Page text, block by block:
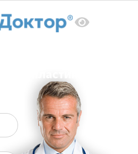
пластины на